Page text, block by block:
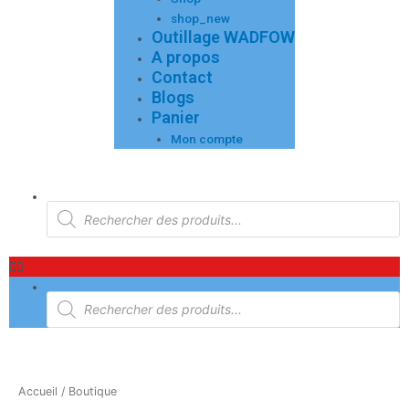
shop_new
Outillage WADFOW
A propos
Contact
Blogs
Panier
Mon compte
Recherche
de
produits
Menu
Recherche
de
produits
Accueil / Boutique